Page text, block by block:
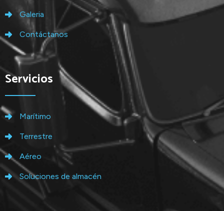
Galeria
Contáctanos
Servicios
Marítimo
Terrestre
Aéreo
Soluciones de almacén